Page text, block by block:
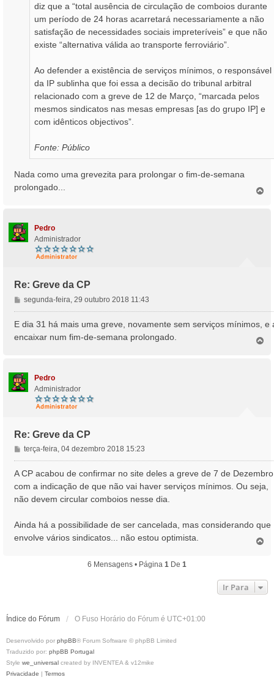
diz que a “total ausência de circulação de comboios durante
um período de 24 horas acarretará necessariamente a não
satisfação de necessidades sociais impreteríveis” e que não
existe “alternativa válida ao transporte ferroviário”.
Ao defender a existência de serviços mínimos, o responsável
da IP sublinha que foi essa a decisão do tribunal arbitral
relacionado com a greve de 12 de Março, “marcada pelos
mesmos sindicatos nas mesas empresas [as do grupo IP] e
com idênticos objectivos”.
Fonte: Público
Nada como uma grevezita para prolongar o fim-de-semana
prolongado...
Pedro
Administrador
Re: Greve da CP
M
e
n
a
m
segunda-feira, 29 outubro 2018 11:43
E dia 31 há mais uma greve, novamente sem serviços mínimos, e
encaixar num fim-de-semana prolongado.
Pedro
Administrador
Re: Greve da CP
M
e
n
g
m
terça-feira, 04 dezembro 2018 15:23
A CP acabou de confirmar no site deles a greve de 7 de
com a indicação de que não vai haver serviços mínimos. Ou seja,
não devem circular comboios nesse dia.
Ainda há a possibilidade de ser cancelada, mas considerando que
envolve vários sindicatos... não estou optimista.
6 Mensagens • Página 1 De 1
Ir Para
Índice do Fórum O Fuso Horário do Fórum é UTC+01:00
Desenvolvido por phpBB® Forum Software © phpBB Limited
Traduzido por: phpBB Portugal
Style we_universal created by INVENTEA & v12mike
Privacidade
Termos